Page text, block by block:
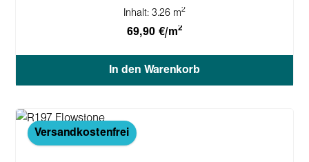
Inhalt: 3.26 m2
69,90 €/m2
In den Warenkorb
Versandkostenfrei